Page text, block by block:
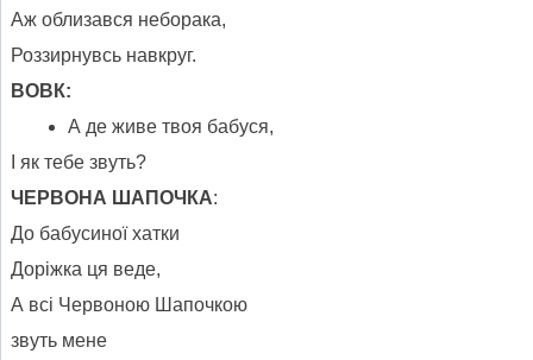
Аж облизався неборака,
Роззирнувсь навкруг.
ВОВК:
А де живе твоя бабуся,
І як тебе звуть?
ЧЕРВОНА ШАПОЧКА:
До бабусиної хатки
Доріжка ця веде,
А всі Червоною Шапочкою
звуть мене